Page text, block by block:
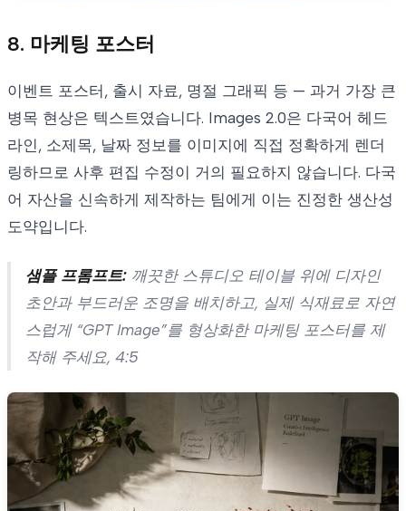
8. 마케팅 포스터
이벤트 포스터, 출시 자료, 명절 그래픽 등 — 과거 가장 큰
병목 현상은 텍스트였습니다. Images 2.0은 다국어 헤드
라인, 소제목, 날짜 정보를 이미지에 직접 정확하게 렌더
링하므로 사후 편집 수정이 거의 필요하지 않습니다. 다국
어 자산을 신속하게 제작하는 팀에게 이는 진정한 생산성
도약입니다.
샘플 프롬프트: 깨끗한 스튜디오 테이블 위에 디자인
초안과 부드러운 조명을 배치하고, 실제 식재료로 자연
스럽게 “GPT Image”를 형상화한 마케팅 포스터를 제
작해 주세요, 4:5